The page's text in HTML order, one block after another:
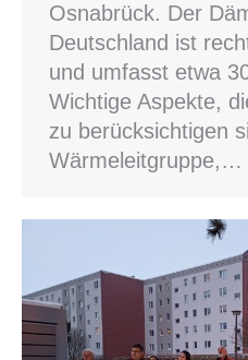
Osnabrück. Der
Deutschland ist
und umfasst etwa
Wichtige Aspekte,
zu berücksichtigen
Wärmeleitgruppe,…